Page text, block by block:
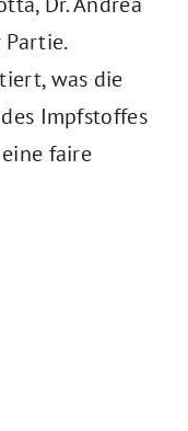
was die
Impfstoffes
faire